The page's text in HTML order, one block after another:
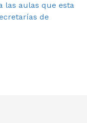
las aulas que esta
de